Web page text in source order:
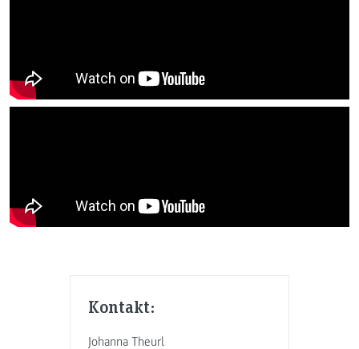
Kontakt:
Johanna Theurl